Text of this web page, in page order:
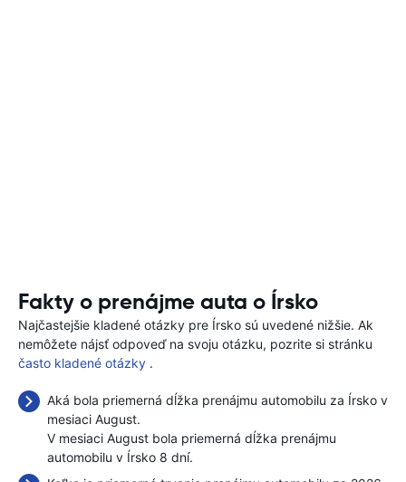
Fakty o prenájme auta o Írsko
Najčastejšie kladené otázky pre Írsko sú uvedené nižšie. Ak
nemôžete nájsť odpoveď na svoju otázku, pozrite si stránku
často kladené otázky .
Aká bola priemerná dĺžka prenájmu automobilu za Írsko v
mesiaci August.
V mesiaci August bola priemerná dĺžka prenájmu
automobilu v Írsko 8 dní.